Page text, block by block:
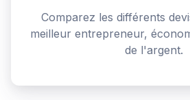
Comparez les différents
meilleur entrepreneur,
de l'argent.